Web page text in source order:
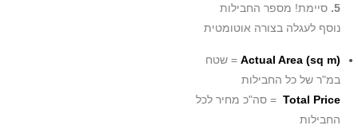
5. סיימת! מספר החבילות
נוסף לעגלה בצורה אוטומטית
Actual Area (sq m) = שטח
במ"ר של כל החבילות
Total Price = סה"כ מחיר לכל
החבילות